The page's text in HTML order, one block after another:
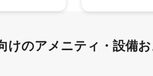
け⁠のア⁠メ⁠ニ⁠テ⁠ィ⁠・設⁠備⁠